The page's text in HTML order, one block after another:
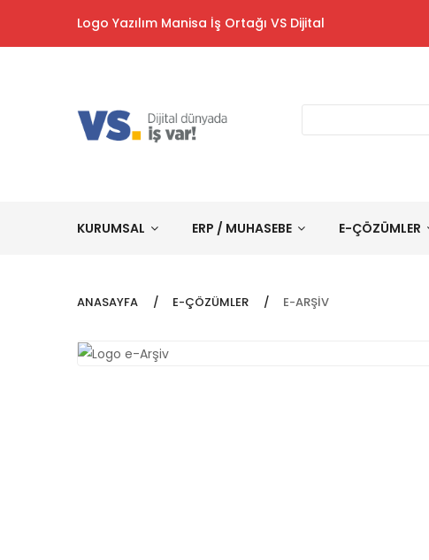
Logo Yazılım Manisa İş Ortağı VS Dijital
KURUMSAL ERP / MUHASEBE E-ÇÖZÜMLER
ANASAYFA E-ÇÖZÜMLER E-ARŞIV